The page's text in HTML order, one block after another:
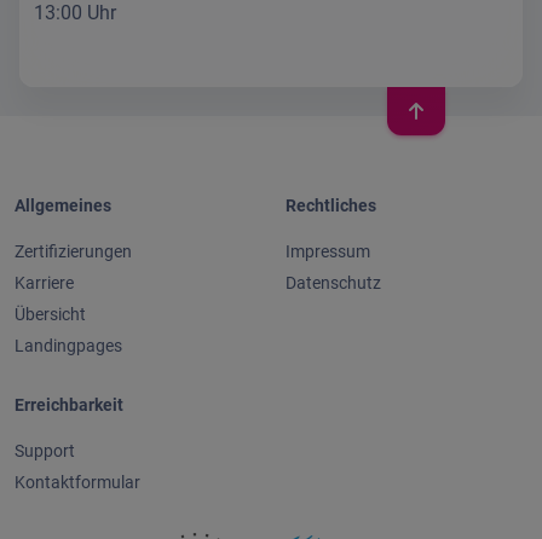
13:00 Uhr
Allgemeines
Zertifizierungen
Karriere
Übersicht
Landingpages
Rechtliches
Impressum
Datenschutz
Erreichbarkeit
Support
Kontaktformular